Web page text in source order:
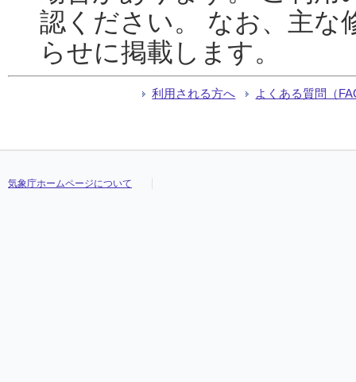
認ください。 なお、主な
らせに掲載します。
利用される方へ よくある質問（
気象庁ホームページについて